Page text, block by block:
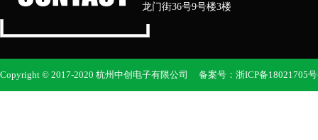
龙门街36号9号楼3楼
Copyright © 2017-2020 杭州中创电子有限公司 备案号： 浙ICP备18021705